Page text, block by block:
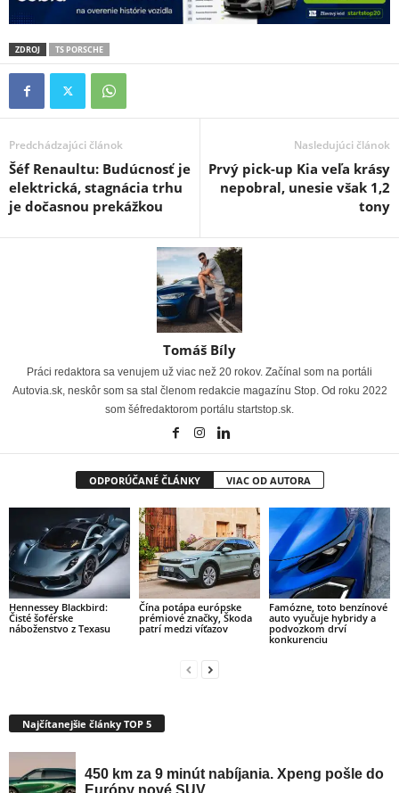
ZDROJ TS PORSCHE
Predchádzajúci článok
Šéf Renaultu: Budúcnosť je
elektrická, stagnácia trhu
je dočasnou prekážkou
Nasledujúci článok
Prvý pick-up Kia veľa krásy
nepobral, unesie však 1,2
tony
Tomáš Bíly
Práci redaktora sa venujem už viac než 20 rokov. Začínal som na portáli
Autovia.sk, neskôr som sa stal členom redakcie magazínu Stop. Od roku 2022
som šéfredaktorom portálu startstop.sk.
ODPORÚČANÉ ČLÁNKY VIAC OD AUTORA
Hennessey Blackbird:
Čisté šoférske
náboženstvo z Texasu
Čína potápa európske
prémiové značky, Škoda
patrí medzi víťazov
Famózne, toto benzínové
auto vyučuje hybridy a
podvozkom drví
konkurenciu
Najčítanejšie články TOP 5